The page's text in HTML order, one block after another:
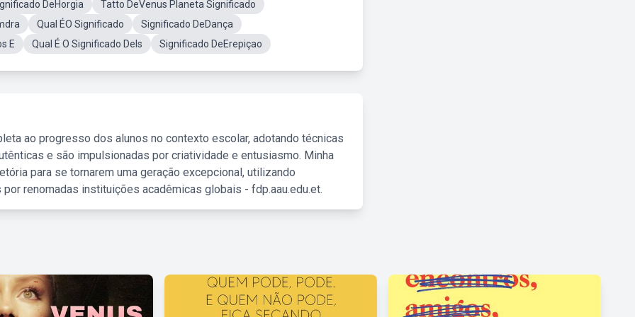
DeHorgia
Tatto DeVenus Planeta Significado
Qual ÉO Significado
Significado DeDança
E
Qual É O Significado DeIs Significado DeErepiçao
ao progresso dos alunos no contexto escolar, adotando técnicas
e são impulsionadas por criatividade e entusiasmo. Minha
para se tornarem uma geração excepcional, utilizando
renomadas instituições acadêmicas globais - fdp.aau.edu.et.